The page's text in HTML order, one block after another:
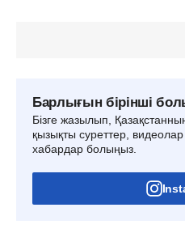
Барлығын бірінші
Бізге жазылып,
қызықты суреттер,
хабардар болыңыз.